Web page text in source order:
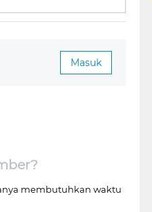
Masuk
membutuhkan waktu